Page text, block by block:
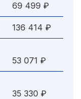
69 499 ₽
136 414 ₽
53 071 ₽
35 330 ₽